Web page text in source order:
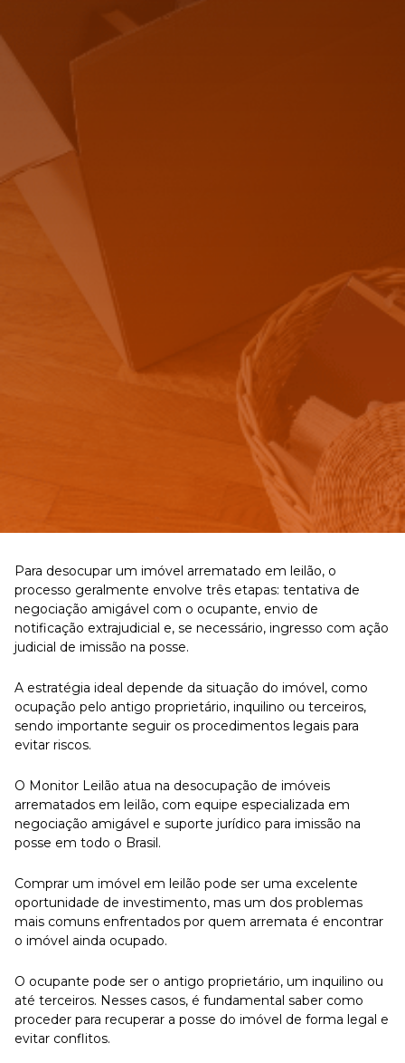
Para desocupar um imóvel arrematado em leilão, o
processo geralmente envolve três etapas: tentativa de
negociação amigável com o ocupante, envio de
notificação extrajudicial e, se necessário, ingresso com ação
judicial de imissão na posse.
A estratégia ideal depende da situação do imóvel, como
ocupação pelo antigo proprietário, inquilino ou terceiros,
sendo importante seguir os procedimentos legais para
evitar riscos.
O Monitor Leilão atua na desocupação de imóveis
arrematados em leilão, com equipe especializada em
negociação amigável e suporte jurídico para imissão na
posse em todo o Brasil.
Comprar um imóvel em leilão pode ser uma excelente
oportunidade de investimento, mas um dos problemas
mais comuns enfrentados por quem arremata é encontrar
o imóvel ainda ocupado.
O ocupante pode ser o antigo proprietário, um inquilino ou
até terceiros. Nesses casos, é fundamental saber como
proceder para recuperar a posse do imóvel de forma legal e
evitar conflitos.